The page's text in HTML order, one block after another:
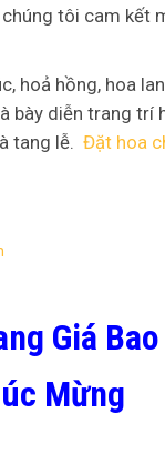
tôi cam
hoả hồng, hoa
bày diễn trang
tang lễ. Đặt hoa
Giá
Mừng